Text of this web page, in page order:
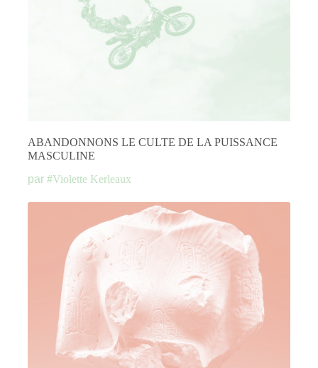
ABANDONNONS LE CULTE DE LA PUISSANCE
MASCULINE
par #Violette Kerleaux